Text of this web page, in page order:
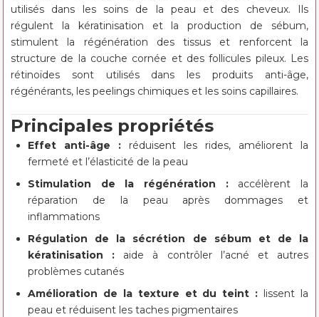
utilisés dans les soins de la peau et des cheveux. Ils
régulent la kératinisation et la production de sébum,
stimulent la régénération des tissus et renforcent la
structure de la couche cornée et des follicules pileux. Les
rétinoïdes sont utilisés dans les produits anti-âge,
régénérants, les peelings chimiques et les soins capillaires.
Principales propriétés
Effet anti-âge : réduisent les rides, améliorent la
fermeté et l’élasticité de la peau
Stimulation de la régénération :accélèrent la
réparation de la peau après dommages et
inflammations
Régulation de la sécrétion de sébum et de la
kératinisation : aide à contrôler l’acné et autres
problèmes cutanés
Amélioration de la texture et du teint : lissent la
peau et réduisent les taches pigmentaires